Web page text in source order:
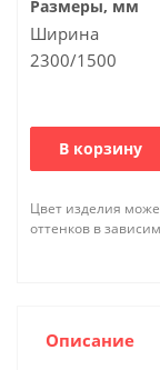
Размеры, мм
Ширина
2300/1500
В корзину
Цвет изделия
оттенков в
Описание